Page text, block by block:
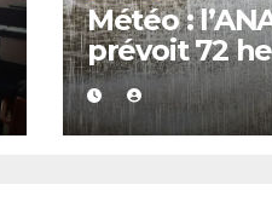
Météo :
prévoit 72
de pluies et
d’orages sur
plusieurs